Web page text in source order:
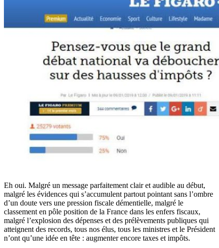
Eh oui. Malgré un message parfaitement clair et audible au début,
malgré les évidences qui s’accumulent partout pointant sans l’ombre
d’un doute vers une pression fiscale démentielle, malgré le
classement en pôle position de la France dans les enfers fiscaux,
malgré l’explosion des dépenses et des prélèvements publiques qui
atteignent des records, tous nos élus, tous les ministres et le Président
n’ont qu’une idée en tête : augmenter encore taxes et impôts.